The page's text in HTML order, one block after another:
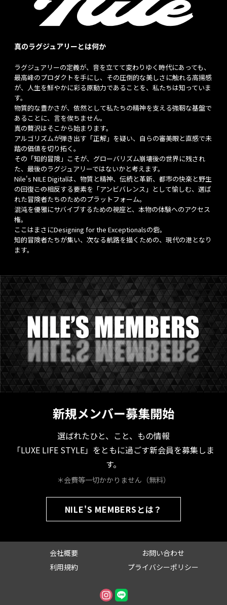
真のラグジュアリーとは何か
ラグジュアリーの定義が、音を立てて変わりゆく時代にあっても、
最高峰のプロダクトを手にし、その圧倒的な美しさに触れる高揚感
が、人生を鮮やかに彩る原動力であることを、私たちは知っていま
す。
物質的な豊かさが、依然として私たちの精神を支える強靭な基盤で
あることに、言を俟ちません。
真の贅沢はそこから始まります。
アルゴリズムが弾き出す「正解」を疑い、自らの審美眼と直感で未
踏の価値を切り拓く。
その「知的冒険」こそが、グローバリズム崩壊後の世界に残され
た、最後のラグジュアリーではないかと考えます。
Nile's NILE Digitalは、物質と精神、伝統と革新、都市の快楽と野生
の回復――この相反する要素を「アンビバレンス」として愉しむ、選ば
れた冒険者たちのためのプラットフォーム。
混沌を優雅にサバイブするための視座と、本物の体験へのアクセス
権。
ここはまさにDesigning for the Exceptionalsの砦。
知的冒険者たちが集い、次なる航路を描くための、現代の港となり
ます。
新規メンバー募集開始
選ばれたひと、こと、もの情報
「LUXE LIFE STYLE」をともに過ごす新会員を募集しま
す。
＊会費等一切かかりません（無料）
NILE'S MEMBERSとは？
会社概要
お問い合わせ
利用規約
プライバシーポリシー